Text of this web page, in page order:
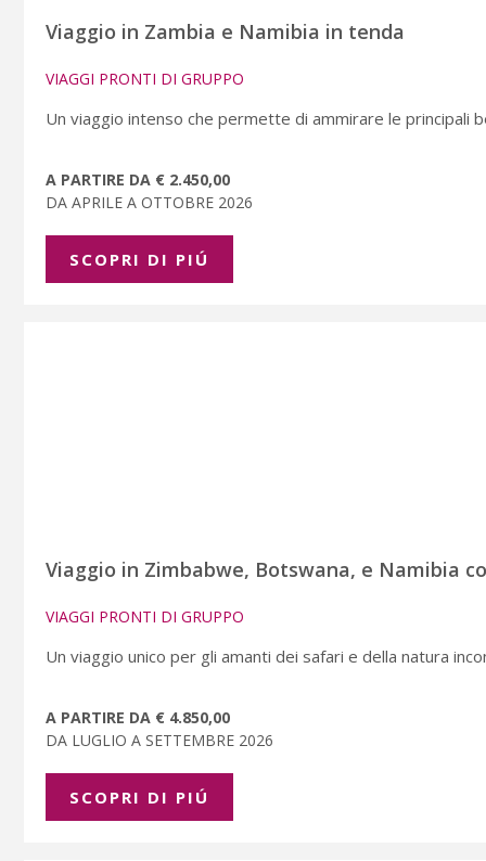
Viaggio in Zambia e Namibia in tenda
VIAGGI PRONTI DI GRUPPO
Un viaggio intenso che permette di ammirare le principali
A PARTIRE DA € 2.450,00
DA APRILE A OTTOBRE 2026
SCOPRI DI PIÚ
Viaggio in Zimbabwe, Botswana, e Namibia
VIAGGI PRONTI DI GRUPPO
Un viaggio unico per gli amanti dei safari e della natura
A PARTIRE DA € 4.850,00
DA LUGLIO A SETTEMBRE 2026
SCOPRI DI PIÚ